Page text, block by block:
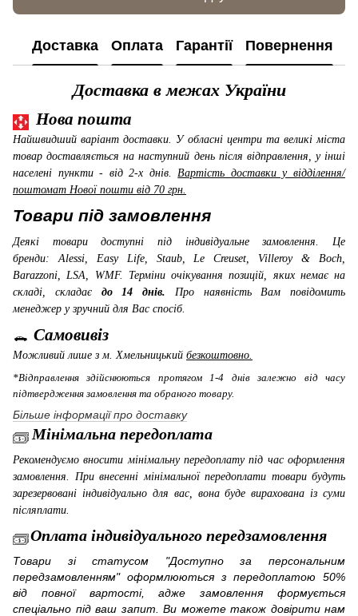
Доставка Оплата Гарантії Повернення
Доставка в межах України
Нова пошта
Найшвидший варіант доставки. У обласні центри та великі міста
товар доставляється на наступний день після відправлення, у інші
населені пункти - від 2-х днів. Вартість доставки у відділення/
поштомат Нової пошти від 70 грн.
Товари під замовлення
Деякі товари доступні під індивідуальне замовлення. Це
бренди: Alessi, Easy Life, Staub, Le Creuset, Villeroy & Boch,
Barazzoni, LSA, WMF. Терміни очікування позицій, яких немає на
складі, складає до 14 днів. Про наявність Вам повідомить
менеджер у зручний для Вас спосіб.
Самовивіз
Можливий лише з м. Хмельницький безкоштовно.
*Відправлення здійснюються протягом 1-4 днів залежно від часу
підтвердження замовлення та обраного товару.
Більше інформації про доставку
Мінімальна передоплата
Рекомендуємо вносити мінімальну передоплату під час оформлення
замовлення. При внесенні мінімальної передоплати товари будуть
зарезервовані індивідуально для вас, вона буде вирахована із суми
післяплати.
Оплата індивідуального передзамовлення
Товари зі статусом "Доступно за персональним
передзамовленням" оформлюються з передоплатою 50%
від повної вартості, адже замовлення формується
спеціально під ваш запит. Ви можете також довірити нам